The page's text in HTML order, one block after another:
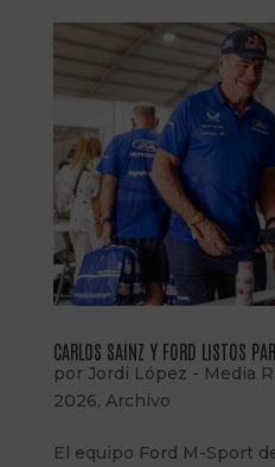
CARLOS SAINZ Y FORD LISTOS
por Jordi López - Media
2026, Archivo
El equipo Ford M-Sport